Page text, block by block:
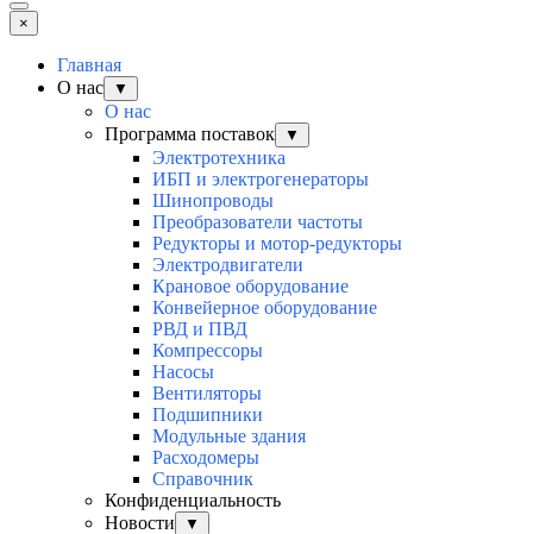
×
Главная
О нас
▼
О нас
Программа поставок
▼
Электротехника
ИБП и электрогенераторы
Шинопроводы
Преобразователи частоты
Редукторы и мотор-редукторы
Электродвигатели
Крановое оборудование
Конвейерное оборудование
РВД и ПВД
Компрессоры
Насосы
Вентиляторы
Подшипники
Модульные здания
Расходомеры
Справочник
Конфиденциальность
Новости
▼